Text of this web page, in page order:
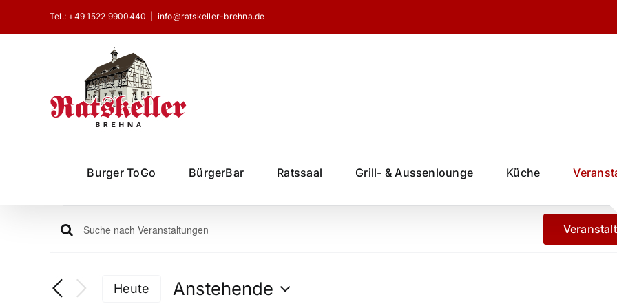
Tel.: +49 1522 9900440 info@ratskeller-brehna.de
Burger ToGo BürgerBar Ratssaal Grill- & Aussenlounge Küche
Veranstaltungen
Veranstaltungen
Suche
Bitte
Suche
Heute
Anstehende